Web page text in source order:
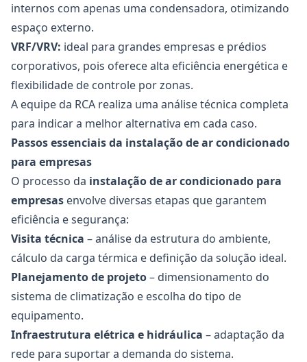
internos com apenas uma condensadora, otimizando
espaço externo.
VRF/VRV: ideal para grandes empresas e prédios
corporativos, pois oferece alta eficiência energética e
flexibilidade de controle por zonas.
A equipe da RCA realiza uma análise técnica completa
para indicar a melhor alternativa em cada caso.
Passos essenciais da instalação de ar condicionado
para empresas
O processo da instalação de ar condicionado para
empresas envolve diversas etapas que garantem
eficiência e segurança:
Visita técnica – análise da estrutura do ambiente,
cálculo da carga térmica e definição da solução ideal.
Planejamento de projeto– dimensionamento do
sistema de climatização e escolha do tipo de
equipamento.
Infraestrutura elétrica e hidráulica – adaptação da
rede para suportar a demanda do sistema.